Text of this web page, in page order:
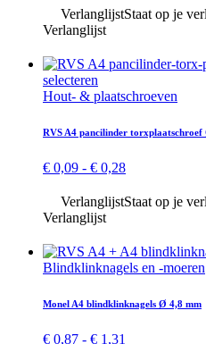
tot
VerlanglijstStaat op je
Verlanglijst
selecteren
product
meerdere
Deze
optie
gekozen
worden
de
productpagina
Hout- & plaat­schroeven
RVS A4 pan­cilinder torx­plaat­schroef
€ 0,09 - € 0,28Prijsklasse:
tot
VerlanglijstStaat op je
Verlanglijst
Blind­klink­nagels en -moeren
Monel A4 blindklink­nagels Ø 4,8 mm
€ 0,87 - € 1,31